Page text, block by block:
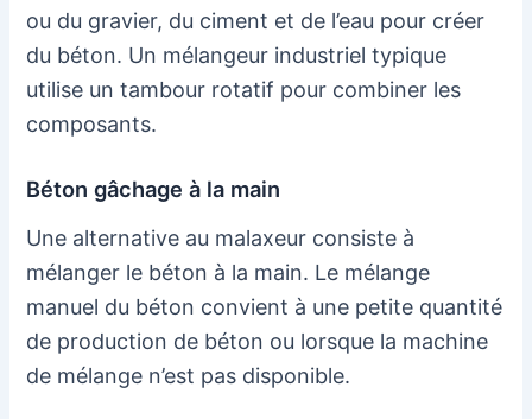
ou du gravier, du ciment et de l’eau pour créer
du béton. Un mélangeur industriel typique
utilise un tambour rotatif pour combiner les
composants.
Béton gâchage à la main
Une alternative au malaxeur consiste à
mélanger le béton à la main. Le mélange
manuel du béton convient à une petite quantité
de production de béton ou lorsque la machine
de mélange n’est pas disponible.